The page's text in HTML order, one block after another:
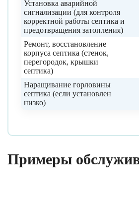
Установка аварийной
сигнализации (для контроля
корректной работы септика и
предотвращения затопления)
Ремонт, восстановление
корпуса септика (стенок,
перегородок, крышки
септика)
Наращивание горловины
септика (если установлен
низко)
Примеры